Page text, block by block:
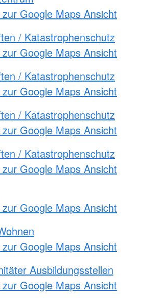
zur Google Maps Ansicht
/ Katastrophenschutz
zur Google Maps Ansicht
/ Katastrophenschutz
zur Google Maps Ansicht
/ Katastrophenschutz
zur Google Maps Ansicht
/ Katastrophenschutz
zur Google Maps Ansicht
zur Google Maps Ansicht
zur Google Maps Ansicht
Ausbildungsstellen
zur Google Maps Ansicht